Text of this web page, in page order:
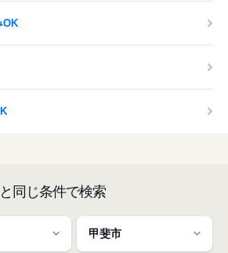
OK
同じ条件で検索